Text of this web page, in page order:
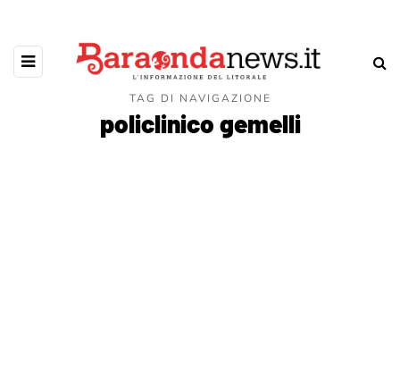
TAG DI NAVIGAZIONE
policlinico gemelli